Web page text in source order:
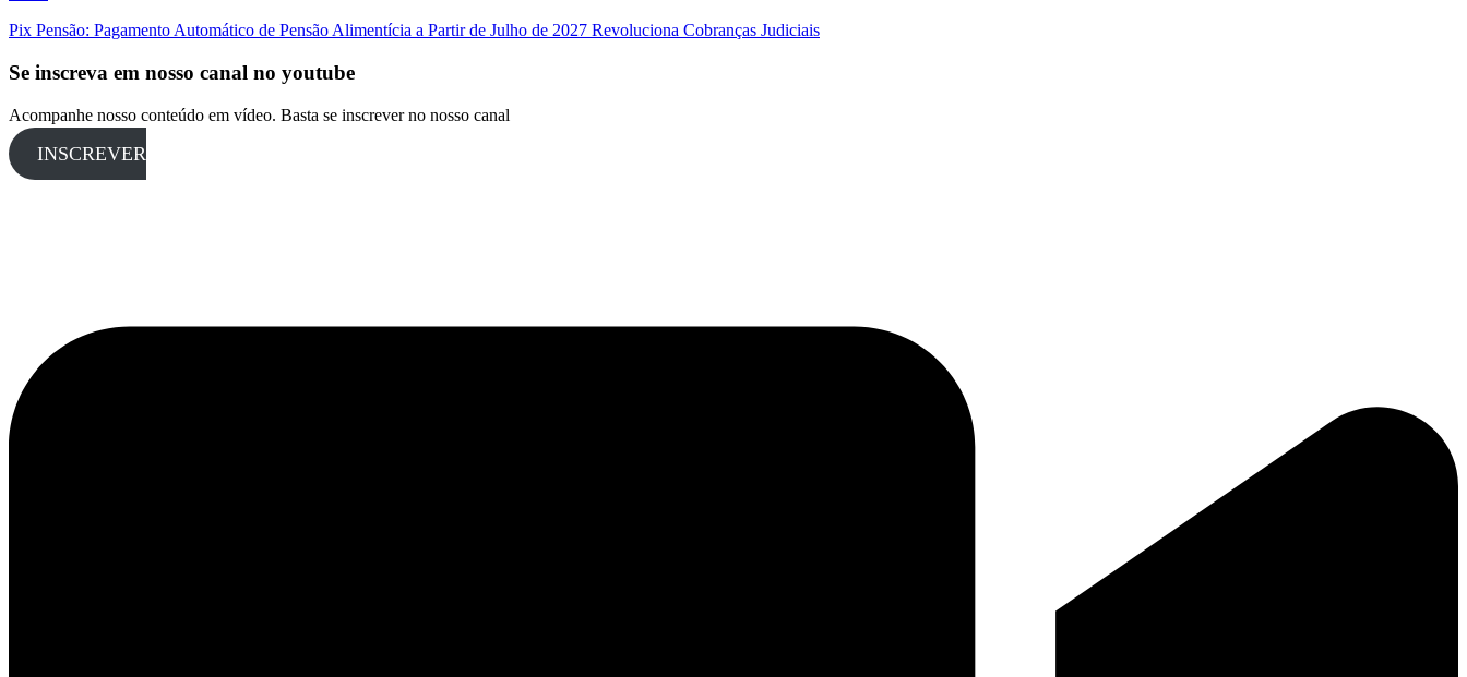
Pix Pensão: Pagamento Automático de Pensão Alimentícia a Partir de Julho de 2027 Revoluciona Cobranças Judiciais
Se inscreva em nosso canal no youtube
Acompanhe nosso conteúdo em vídeo. Basta se inscrever no nosso canal
INSCREVER